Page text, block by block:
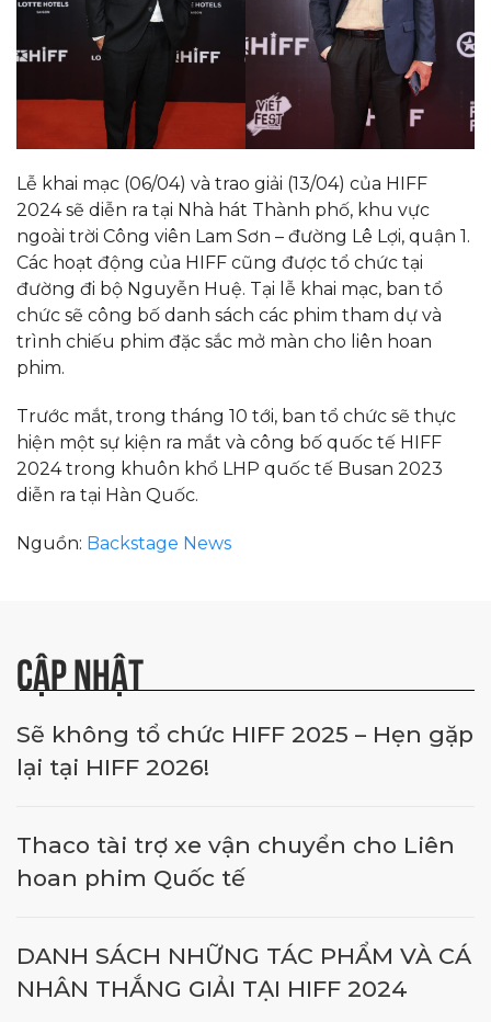
Lễ khai mạc (06/04) và trao giải (13/04) của HIFF
2024 sẽ diễn ra tại Nhà hát Thành phố, khu vực
ngoài trời Công viên Lam Sơn – đường Lê Lợi, quận 1.
Các hoạt động của HIFF cũng được tổ chức tại
đường đi bộ Nguyễn Huệ. Tại lễ khai mạc, ban tổ
chức sẽ công bố danh sách các phim tham dự và
trình chiếu phim đặc sắc mở màn cho liên hoan
phim.
Trước mắt, trong tháng 10 tới, ban tổ chức sẽ thực
hiện một sự kiện ra mắt và công bố quốc tế HIFF
2024 trong khuôn khổ LHP quốc tế Busan 2023
diễn ra tại Hàn Quốc.
Nguồn: Backstage News
CẬP NHẬT
Sẽ không tổ chức HIFF 2025 – Hẹn gặp
lại tại HIFF 2026!
Thaco tài trợ xe vận chuyển cho Liên
hoan phim Quốc tế
DANH SÁCH NHỮNG TÁC PHẨM VÀ CÁ
NHÂN THẮNG GIẢI TẠI HIFF 2024